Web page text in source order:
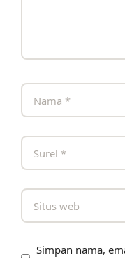
Simpan nama,